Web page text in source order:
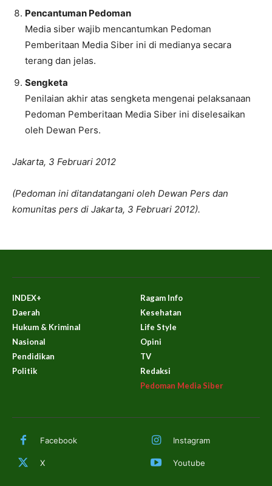
Pencantuman Pedoman
Media siber wajib mencantumkan Pedoman
Pemberitaan Media Siber ini di medianya secara
terang dan jelas.
Sengketa
Penilaian akhir atas sengketa mengenai pelaksanaan
Pedoman Pemberitaan Media Siber ini diselesaikan
oleh Dewan Pers.
Jakarta, 3 Februari 2012
(Pedoman ini ditandatangani oleh Dewan Pers dan
komunitas pers di Jakarta, 3 Februari 2012).
INDEX+
Daerah
Hukum & Kriminal
Nasional
Pendidikan
Politik
Ragam Info
Kesehatan
Life Style
Opini
TV
Redaksi
Pedoman Media Siber
Facebook Instagram
X Youtube